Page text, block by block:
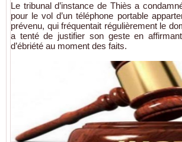
Le tribunal d’instance de Thiès a
pour le vol d’un téléphone portable
prévenu, qui fréquentait régulièrement le
a tenté de justifier son geste en
d’ébriété au moment des faits.